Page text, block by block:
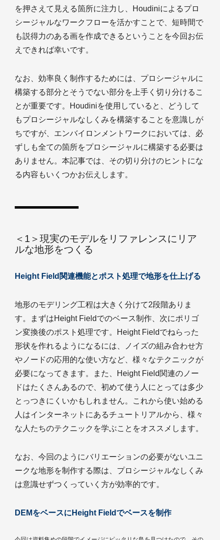
を押さえて見える箇所に注力し、Houdiniによるプロ
シージャルなワークフローを活かすことで、短時間で
も説得力のある画を作成できるということを今回お伝
えできれば幸いです。
なお、効率良く制作するためには、プロシージャルに
構築する部分とそうでない部分を上手く切り分けるこ
とが重要です。Houdiniを使用していると、どうして
もプロシージャルなしくみを構築することを意識しが
ちですが、エンバイロンメントワークにおいては、必
ずしも全ての箇所をプロシージャルに構築する必要は
ありません。本記事では、その切り分けのヒントにな
る内容もいくつかお伝えします。
＜1＞現実のモデルをリファレンスにリア
ルな地形をつくる
Height Field関連機能とポスト処理で地形を仕上げる
地形のモデリング工程は大きく分けて2段階ありま
す。まずはHeight Fieldでのベース制作、次にポリゴ
ン変換後のポスト処理です。Height Fieldでねらった
形状を作れるようになるには、ノイズの組み合わせ方
やノードの応用的な使い方など、様々なテクニックが
必要になってきます。また、Height Field関連のノー
ドはたくさんあるので、初めて使う人にとっては多少
とっつきにくいかもしれません。これから使い始める
人はインターネットにあるチュートリアルから、様々
な人たちのテクニックを学ぶことをオススメします。
なお、今回のようにバリエーションの必要がないユニ
ークな地形を制作する際は、プロシージャルなしくみ
は意識せずつくっていく方が効率的です。
DEMをベースにHeight Fieldでベースを制作